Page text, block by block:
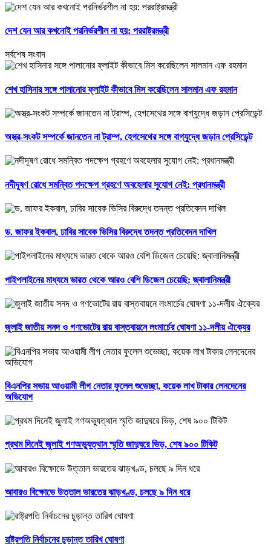
দেশ যেন আর কখনোই পরনির্ভরশীল না হয়: পররাষ্ট্রমন্ত্রী
সর্বশেষ সংবাদ
শেখ হাসিনার সঙ্গে পালানোর ফ্লাইট কীভাবে মিস করেছিলেন সালমান এফ রহমান
অস্ত্র-সংকট সম্পর্কে জানতেন না ট্রাম্প, হেগসেথের সঙ্গে বাগ্‌যুদ্ধে জড়ান প্রেসিডেন্ট
নদীদূষণ রোধে সমন্বিত পদক্ষেপ গ্রহণে অবহেলার সুযোগ নেই: প্রধানমন্ত্রী
ড. জাফর ইকবাল, ঢাবির সাবেক ভিসির বিরুদ্ধে তদন্ত প্রতিবেদন দাখিল
পাইপলাইনের মাধ্যমে ভারত থেকে আরও বেশি ডিজেল চেয়েছি: জ্বালানিমন্ত্রী
জুলাই জাতীয় সনদ ও গণভোটের রায় বাস্তবায়নে লংমার্চের ঘোষণা ১১-দলীয় ঐক্যের
বিএনপির সভায় আওয়ামী লীগ নেতার ফুলেল শুভেচ্ছা, কয়েক লাখ টাকার লেনদেনের
অভিযোগ
প্রথম দিনেই জুলাই গণঅভ্যুত্থান স্মৃতি জাদুঘরে ভিড়, শেষ ৯০০ টিকিট
আবারও বিক্ষোভে উত্তাল ভারতের ঝাড়খণ্ড, চলছে ৯ দিন ধরে
রাষ্ট্রপতি নির্বাচনের চূড়ান্ত তারিখ ঘোষণা